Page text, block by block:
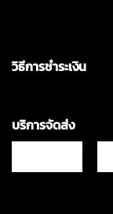
วิธีการชำระเงิน
บริการจัดส่ง